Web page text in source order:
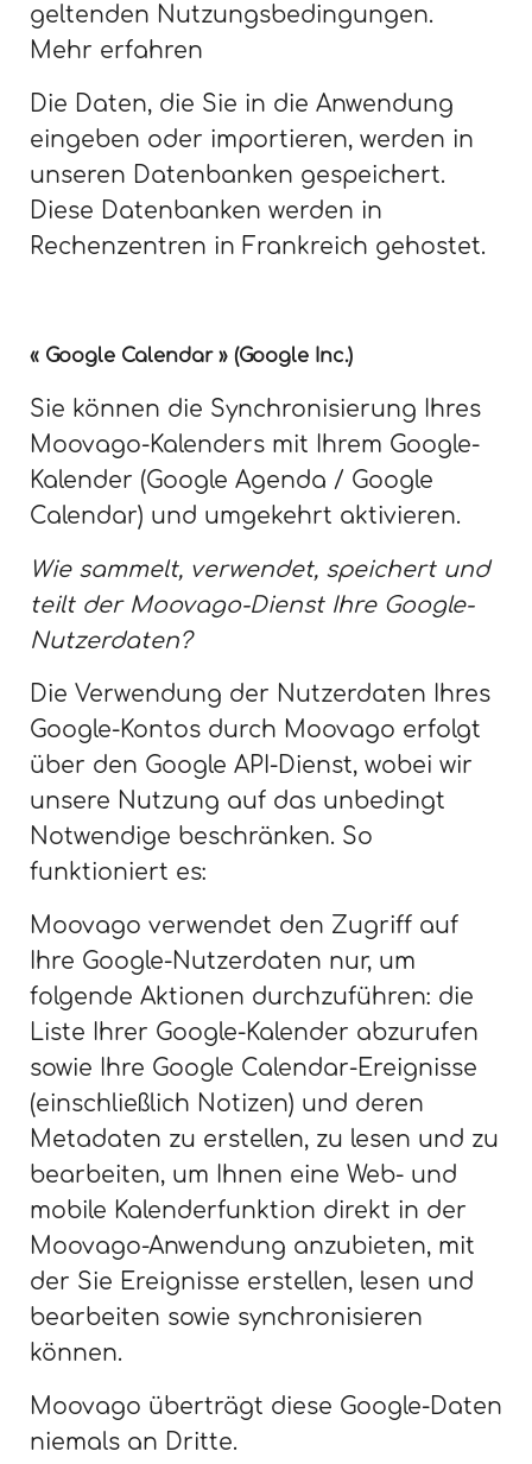
geltenden Nutzungsbedingungen.
Mehr erfahren
Die Daten, die Sie in die Anwendung
eingeben oder importieren, werden in
unseren Datenbanken gespeichert.
Diese Datenbanken werden in
Rechenzentren in Frankreich gehostet.
« Google Calendar » (Google Inc.)
Sie können die Synchronisierung Ihres
Moovago-Kalenders mit Ihrem Google-
Kalender (Google Agenda / Google
Calendar) und umgekehrt aktivieren.
Wie sammelt, verwendet, speichert und
teilt der Moovago-Dienst Ihre Google-
Nutzerdaten?
Die Verwendung der Nutzerdaten Ihres
Google-Kontos durch Moovago erfolgt
über den Google API-Dienst, wobei wir
unsere Nutzung auf das unbedingt
Notwendige beschränken. So
funktioniert es:
Moovago verwendet den Zugriff auf
Ihre Google-Nutzerdaten nur, um
folgende Aktionen durchzuführen: die
Liste Ihrer Google-Kalender abzurufen
sowie Ihre Google Calendar-Ereignisse
(einschließlich Notizen) und deren
Metadaten zu erstellen, zu lesen und zu
bearbeiten, um Ihnen eine Web- und
mobile Kalenderfunktion direkt in der
Moovago-Anwendung anzubieten, mit
der Sie Ereignisse erstellen, lesen und
bearbeiten sowie synchronisieren
können.
Moovago überträgt diese Google-Daten
niemals an Dritte.